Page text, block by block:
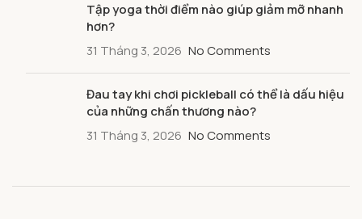
Tập yoga thời điểm nào giúp giảm mỡ nhanh
hơn?
31 Tháng 3, 2026 No Comments
Đau tay khi chơi pickleball có thể là dấu hiệu
của những chấn thương nào?
31 Tháng 3, 2026 No Comments